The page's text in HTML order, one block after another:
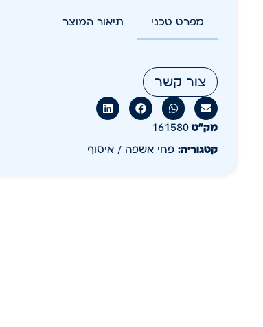
מפרט טכני תיאור המוצר
צור קשר
מק״ט 161580
קטגוריה: פחי אשפה / איסוף